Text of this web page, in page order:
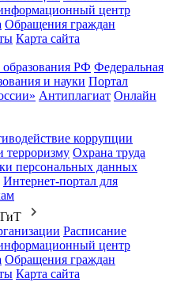
центр
Обращения граждан
Карта сайта
РФ Федеральная
и науки Портал
Антиплагиат Онлайн
коррупции
терроризму Охрана труда
персональных данных
Интернет-портал для
Расписание
центр
Обращения граждан
Карта сайта